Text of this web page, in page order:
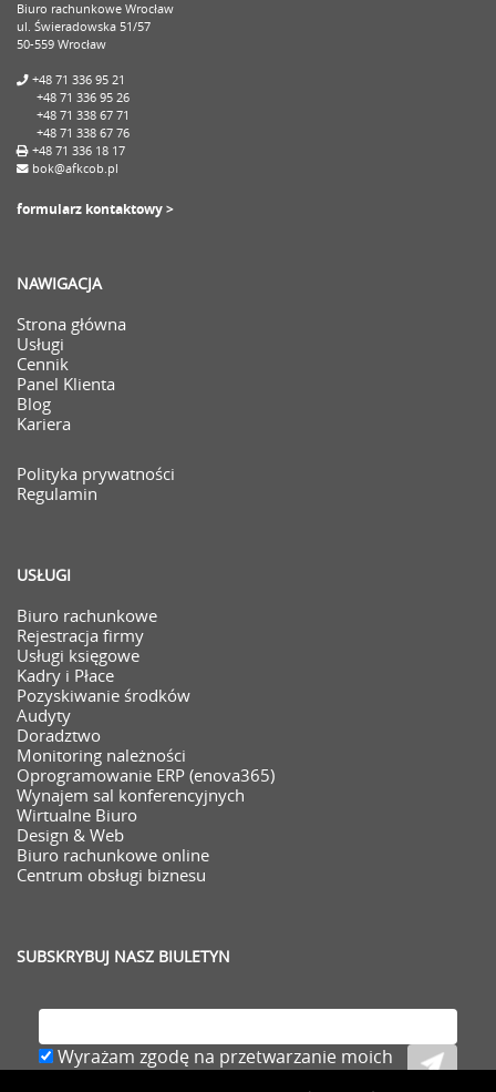
Biuro rachunkowe Wrocław
ul. Świeradowska 51/57
50-559 Wrocław
+48 71 336 95 21
+48 71 336 95 26
+48 71 338 67 71
+48 71 338 67 76
+48 71 336 18 17
bok@afkcob.pl
formularz kontaktowy >
NAWIGACJA
Strona główna
Usługi
Cennik
Panel Klienta
Blog
Kariera
Polityka prywatności
Regulamin
USŁUGI
Biuro rachunkowe
Rejestracja firmy
Usługi księgowe
Kadry i Płace
Pozyskiwanie środków
Audyty
Doradztwo
Monitoring należności
Oprogramowanie ERP (enova365)
Wynajem sal konferencyjnych
Wirtualne Biuro
Design & Web
Biuro rachunkowe online
Centrum obsługi biznesu
SUBSKRYBUJ NASZ BIULETYN
Wyrażam zgodę na przetwarzanie moich